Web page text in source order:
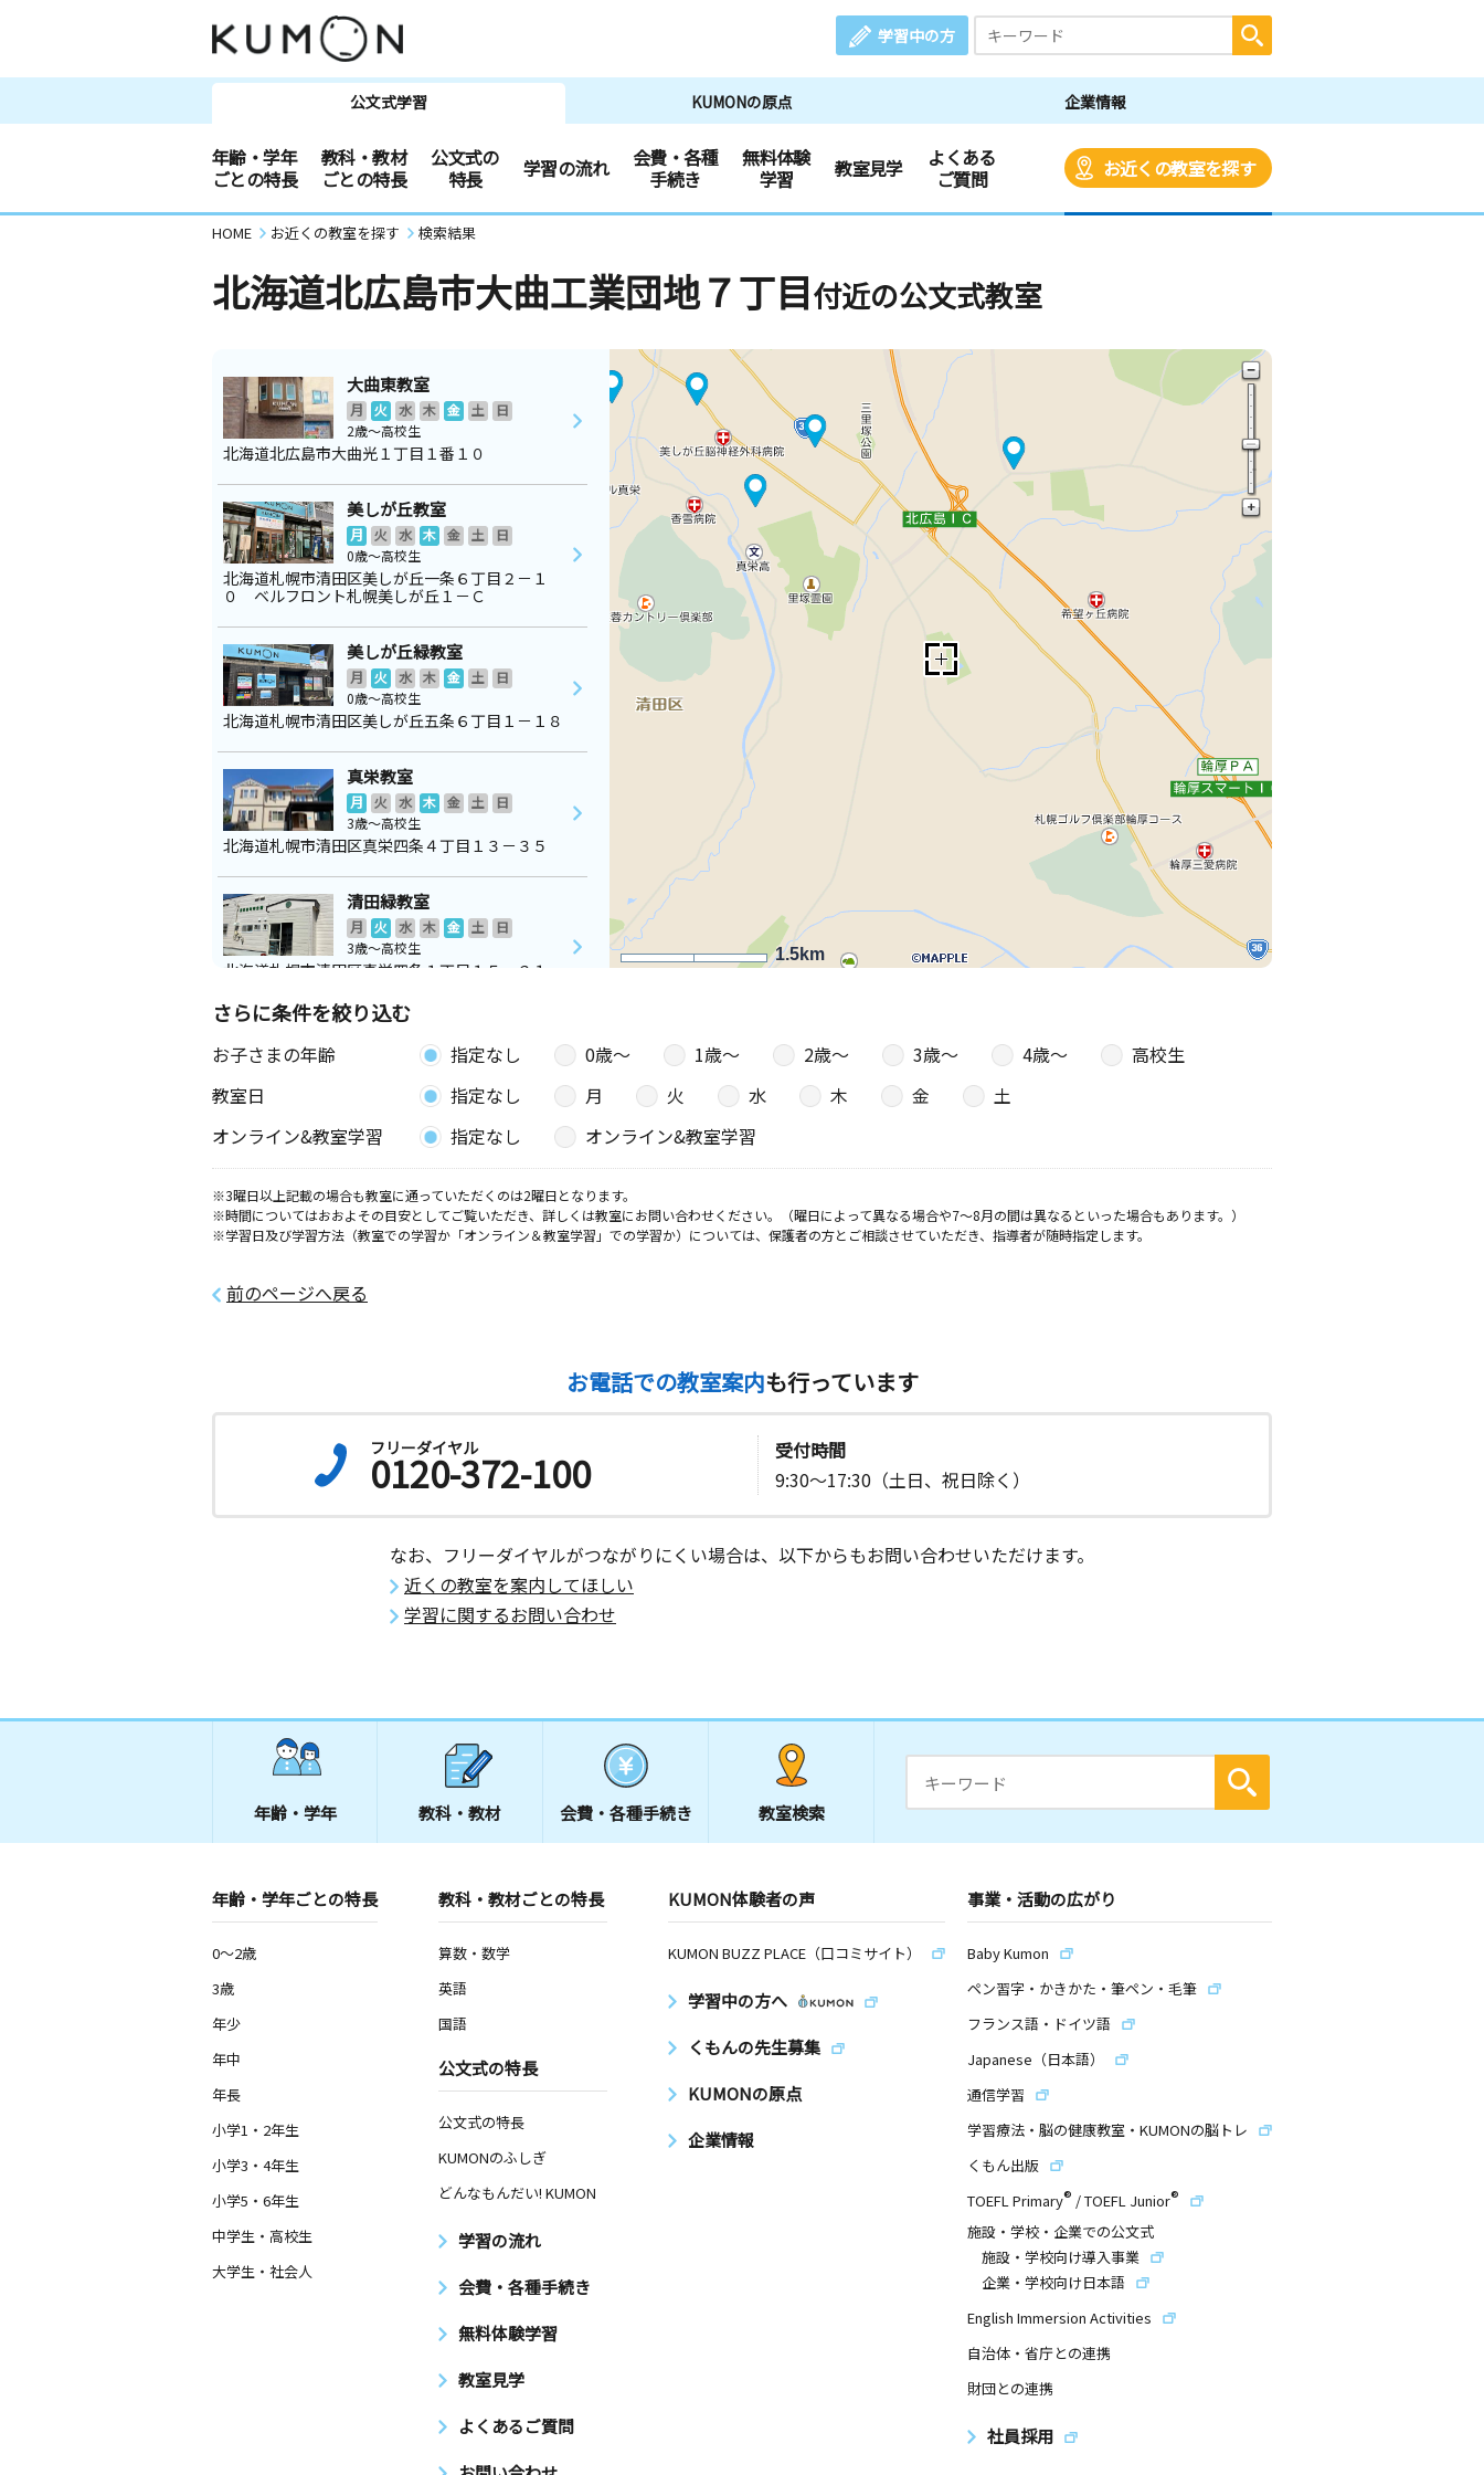
学習中の方
公文式学習 KUMONの原点 企業情報
年齢・学年
ごとの特長
教科・教材
ごとの特長
公文式の
特長
学習の流れ
会費・各種
手続き
無料体験
学習
教室見学
よくある
ご質問
お近くの教室を探す
HOME お近くの教室を探す 検索結果
北海道北広島市大曲工業団地７丁目付近の公文式教室
1.5km
大曲東教室
月 火 水 木 金 土
日
2歳～高校生
北海道北広島市大曲光１丁目１番１０
美しが丘教室
月 火 水 木 金 土
日
0歳～高校生
北海道札幌市清田区美しが丘一条６丁目２－１
０ ベルフロント札幌美しが丘１－Ｃ
美しが丘緑教室
月 火 水 木 金 土
日
0歳～高校生
北海道札幌市清田区美しが丘五条６丁目１－１８
真栄教室
月 火 水 木 金 土
日
3歳～高校生
北海道札幌市清田区真栄四条４丁目１３－３５
清田緑教室
月 火 水 木 金 土
日
3歳～高校生
北海道札幌市清田区真栄四条１丁目１５－２１
さらに条件を絞り込む
お子さまの年齢 指定なし 0歳〜 1歳〜 2歳〜 3歳〜 4歳〜
高校生
教室日
指定なし 月 火 水 木 金
土
オンライン&教室学習
指定なし オンライン&教室学習
※3曜日以上記載の場合も教室に通っていただくのは2曜日となります。
※時間についてはおおよその目安としてご覧いただき、詳しくは教室にお問い合わせください。（曜日によって異なる場合や7～8月の間は異なるといった場合もあります。）
※学習日及び学習方法（教室での学習か「オンライン＆教室学習」での学習か）については、保護者の方とご相談させていただき、指導者が随時指定します。
前のページへ戻る
お電話での教室案内も行っています
フリーダイヤル
0120-372-100
受付時間
9:30～17:30（土日、祝日除く）
なお、フリーダイヤルがつながりにくい場合は、以下からもお問い合わせいただけます。
近くの教室を案内してほしい
学習に関するお問い合わせ
年齢・学年 教科・教材 会費・ 各種手続き 教室検索
年齢・学年ごとの特長
0～2歳
3歳
年少
年中
年長
小学1・2年生
小学3・4年生
小学5・6年生
中学生・高校生
大学生・社会人
教科・教材ごとの特長
算数・数学
英語
国語
公文式の特長
公文式の特長
KUMONのふしぎ
どんなもんだい! KUMON
学習の流れ
会費・各種手続き
無料体験学習
教室見学
よくあるご質問
KUMON体験者の声
KUMON BUZZ PLACE（口コミサイト）
学習中の方へ
くもんの先生募集
KUMONの原点
企業情報
事業・活動の広がり
Baby Kumon
ペン習字・かきかた・筆ペン・毛筆
フランス語・ドイツ語
Japanese（日本語）
通信学習
学習療法・脳の健康教室・KUMONの脳トレ
くもん出版
TOEFL Primary® /TOEFL Junior®
施設・学校・企業での公文式
施設・学校向け導入事業
企業・学校向け日本語
English Immersion Activities
自治体・省庁との連携
財団との連携
社員採用